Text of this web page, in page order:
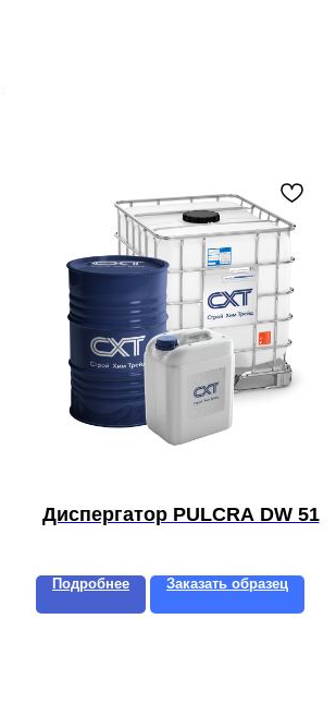
Диспергатор PULCRA DW 51
Подробнее Заказать образец